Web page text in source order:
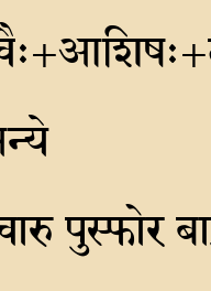
पुस्फोर